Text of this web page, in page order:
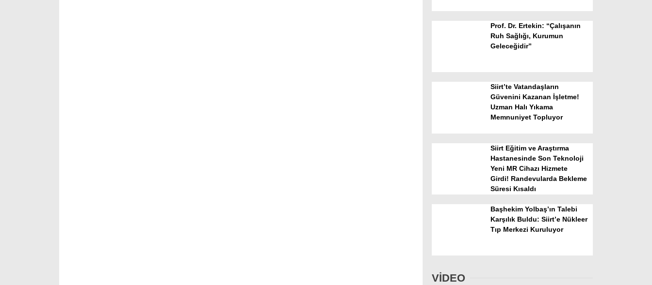
Instagram
Prof. Dr. Ertekin: “Çalışanın
Ruh Sağlığı, Kurumun
Geleceğidir”
Siirt’te Vatandaşların
Güvenini Kazanan İşletme!
Uzman Halı Yıkama
Memnuniyet Topluyor
Siirt Eğitim ve Araştırma
Hastanesinde Son Teknoloji
Yeni MR Cihazı Hizmete
Girdi! Randevularda Bekleme
Süresi Kısaldı
Başhekim Yolbaş’ın Talebi
Karşılık Buldu: Siirt’e Nükleer
Tıp Merkezi Kuruluyor
VİDEO